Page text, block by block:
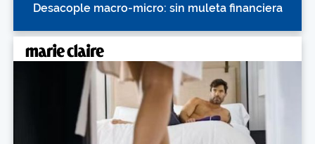
Desacople macro-micro: sin muleta financiera